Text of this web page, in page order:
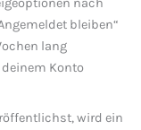
nach
bleiben“
lang
Konto
wird ein